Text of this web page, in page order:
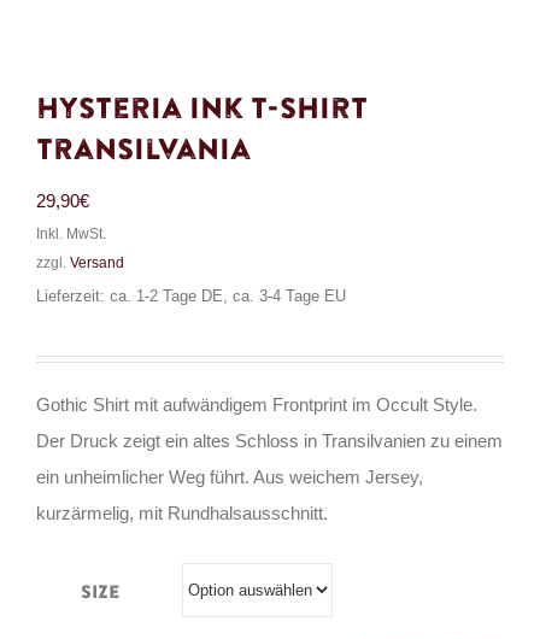
Hysteria Ink T-Shirt
Transilvania
29,90€
Inkl. MwSt.
zzgl. Versand
Lieferzeit: ca. 1-2 Tage DE, ca. 3-4 Tage EU
Gothic Shirt mit aufwändigem Frontprint im Occult Style.
Der Druck zeigt ein altes Schloss in Transilvanien zu einem
ein unheimlicher Weg führt. Aus weichem Jersey,
kurzärmelig, mit Rundhalsausschnitt.
Size